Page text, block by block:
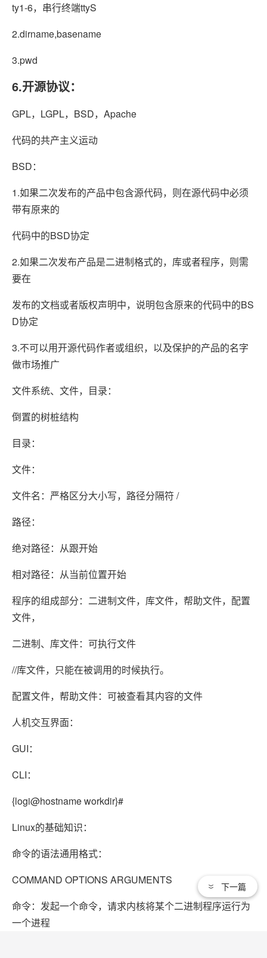
ty1-6，串行终端ttyS
2.dirname,basename
3.pwd
6.开源协议：
GPL，LGPL，BSD，Apache
代码的共产主义运动
BSD：
1.如果二次发布的产品中包含源代码，则在源代码中必须
带有原来的
代码中的BSD协定
2.如果二次发布产品是二进制格式的，库或者程序，则需
要在
发布的文档或者版权声明中，说明包含原来的代码中的BS
D协定
3.不可以用开源代码作者或组织，以及保护的产品的名字
做市场推广
文件系统、文件，目录：
倒置的树桩结构
目录：
文件：
文件名：严格区分大小写，路径分隔符 /
路径：
绝对路径：从跟开始
相对路径：从当前位置开始
程序的组成部分：二进制文件，库文件，帮助文件，配置
文件，
二进制、库文件：可执行文件
//库文件，只能在被调用的时候执行。
配置文件，帮助文件：可被查看其内容的文件
人机交互界面：
GUI：
CLI：
{logi@hostname workdir}#
Linux的基础知识：
命令的语法通用格式：
COMMAND OPTIONS ARGUMENTS
命令：发起一个命令，请求内核将某个二进制程序运行为
一个进程
下一篇